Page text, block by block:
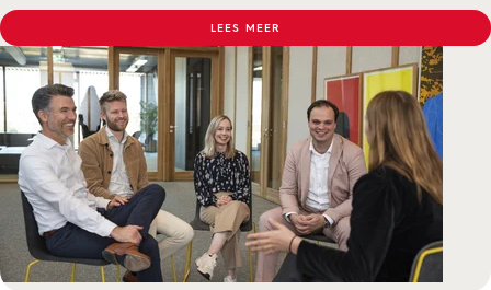
LEES MEER